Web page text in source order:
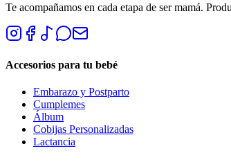
Te acompañamos en cada etapa de ser mamá.
Accesorios para tu bebé
Embarazo y Postparto
Cumplemes
Álbum
Cobijas Personalizadas
Lactancia